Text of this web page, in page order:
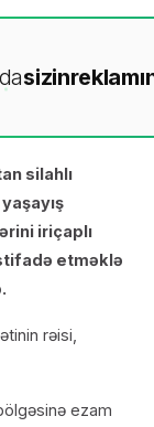
sizin
silahlı
iriçaplı
etməklə
rəisi,
ezam